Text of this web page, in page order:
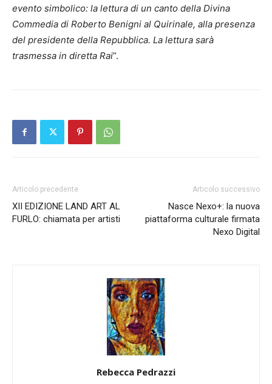
evento simbolico: la lettura di un canto della Divina
Commedia di Roberto Benigni al Quirinale, alla presenza
del presidente della Repubblica. La lettura sarà
trasmessa in diretta Rai”.
Articolo precedente
XII EDIZIONE LAND ART AL
FURLO: chiamata per artisti
Articolo successivo
Nasce Nexo+: la nuova
piattaforma culturale firmata
Nexo Digital
Rebecca Pedrazzi